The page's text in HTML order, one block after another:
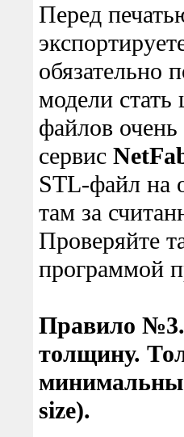
Перед
обязательно
модели
файлов
сервис
STL-файл на
там за
Проверяйте
программой
Правило
толщину.
size).